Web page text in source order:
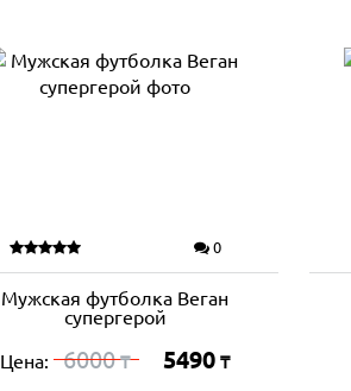
0
Мужская футболка Веган
супергерой
Цена: 6000₸ 5490 ₸